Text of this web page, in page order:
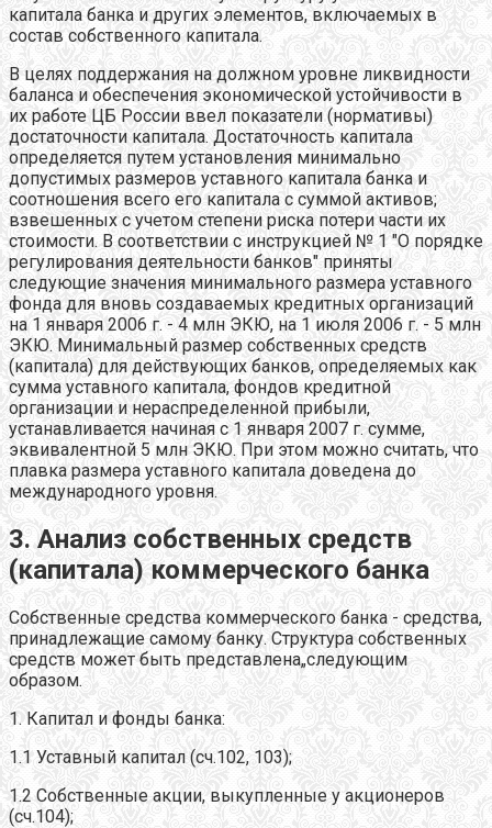
капитала банка и других элементов, включаемых в
состав собственного капитала.
В целях поддержания на должном уровне ликвидности
баланса и обеспечения экономической устойчивости в
их работе ЦБ России ввел показатели (нормативы)
достаточности капитала. Достаточность капитала
определяется путем установления минимально
допустимых размеров уставного капитала банка и
соотношения всего его капитала с суммой активов;
взвешенных с учетом степени риска потери части их
стоимости. В соответствии с инструкцией № 1 "О порядке
регулирования деятельности банков" приняты
следующие значения минимального размера уставного
фонда для вновь создаваемых кредитных организаций
на 1 января 2006 г. - 4 млн ЭКЮ, на 1 июля 2006 г. - 5 млн
ЭКЮ. Минимальный размер собственных средств
(капитала) для действующих банков, определяемых как
сумма уставного капитала, фондов кредитной
организации и нераспределенной прибыли,
устанавливается начиная с 1 января 2007 г. сумме,
эквивалентной 5 млн ЭКЮ. При этом можно считать, что
плавка размера уставного капитала доведена до
международного уровня.
3. Анализ собственных средств
(капитала) коммерческого банка
Собственные средства коммерческого банка - средства,
принадлежащие самому банку. Структура собственных
средств может быть представлена„следующим
образом.
1. Капитал и фонды банка:
1.1 Уставный капитал (сч.102, 103);
1.2 Собственные акции, выкупленные у акционеров
(сч.104);